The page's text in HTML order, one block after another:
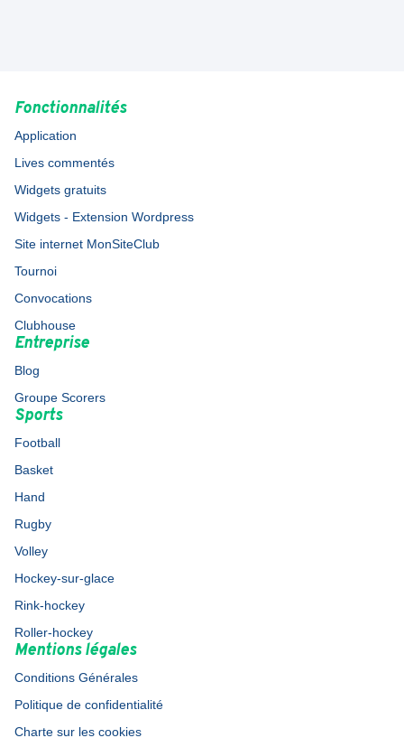
Fonctionnalités
Application
Lives commentés
Widgets gratuits
Widgets - Extension Wordpress
Site internet MonSiteClub
Tournoi
Convocations
Clubhouse
Entreprise
Blog
Groupe Scorers
Sports
Football
Basket
Hand
Rugby
Volley
Hockey-sur-glace
Rink-hockey
Roller-hockey
Mentions légales
Conditions Générales
Politique de confidentialité
Charte sur les cookies